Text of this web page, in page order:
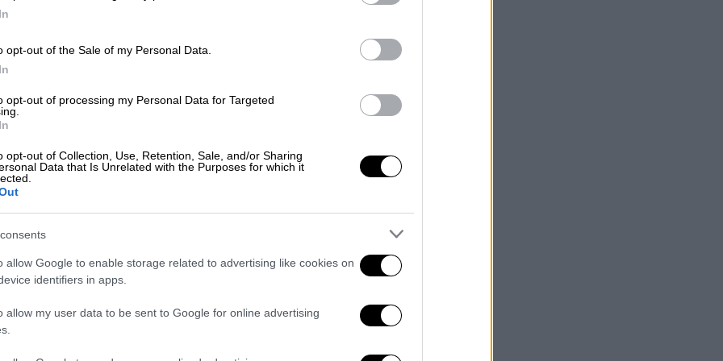
opt-out of the Sale of my Personal Data.
opt-out of processing my Personal Data for Targeted
opt-out of Collection, Use, Retention, Sale, and/or Sharing
Data that Is Unrelated with the Purposes for which it
allow Google to enable storage related to advertising like cookies on
identifiers in apps.
allow my user data to be sent to Google for online advertising
Τεχνολογία 02.10.2022 13:24
και κατηγορίες για διακρίσεις
Το Instagram αφαίρεσε οριστικά τον
λογαριασμό του Pornhub - Ο
απάντησε με σκληρή επιστολή
στον Ζάκερμπεργκ. Ζητεί την ίδια
μεταχείριση με την Κιμ Καρντάσιαν